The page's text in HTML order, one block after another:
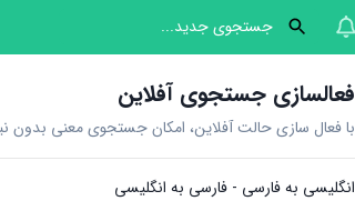
فعالسازی جستجوی آفلاین
با فعال سازی حالت آفلاین، امکان جستجوی معنی بدون
انگلیسی به فارسی - فارسی به انگلیسی